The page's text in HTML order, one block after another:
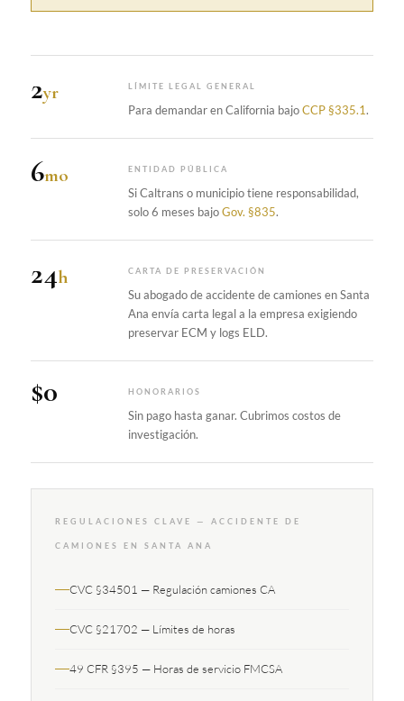
2yr LÍMITE LEGAL GENERAL
Para demandar en California bajoCCP §335.1.
6mo ENTIDAD PÚBLICA
Si Caltrans o municipio tiene responsabilidad,
solo 6 meses bajoGov. §835.
24h CARTA DE PRESERVACIÓN
Su abogado de accidente de camiones en Santa
Ana envía carta legal a la empresa exigiendo
preservar ECM y logs ELD.
$0 HONORARIOS
Sin pago hasta ganar. Cubrimos costos de
investigación.
REGULACIONES CLAVE — ACCIDENTE DE
CAMIONES EN SANTA ANA
CVC §34501 — Regulación camiones CA
CVC §21702 — Límites de horas
49 CFR §395 — Horas de servicio FMCSA